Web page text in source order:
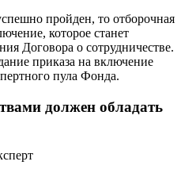
пройден, то отборочная
которое станет
Договора о сотрудничестве.
приказа на включение
пула Фонда.
должен обладать